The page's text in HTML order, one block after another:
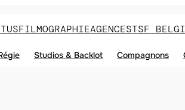
FILMOGRAPHIEAGENCESTSF
Studios & Backlot Compagnons